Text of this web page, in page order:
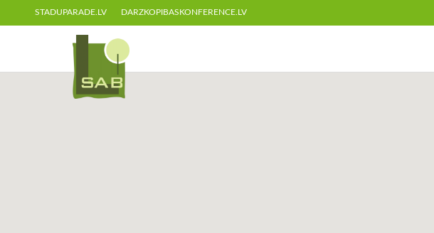
STADUPARADE.LV DARZKOPIBASKONFERENCE.LV